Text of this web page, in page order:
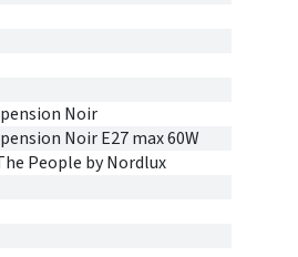
Noir
Noir E27 max 60W
People by Nordlux